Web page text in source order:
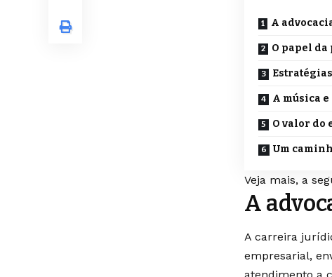
A
O papel
A música
O valor do
Um
Veja mais, a
A
A carreira
empresarial,